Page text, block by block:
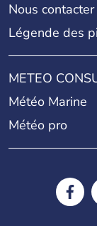
Nous contacter
Légende des
METEO
Météo Marine
Météo pro